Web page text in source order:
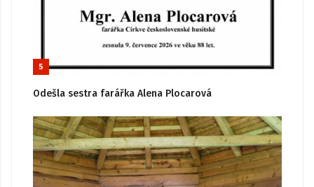
5
Odešla sestra farářka Alena Plocarová